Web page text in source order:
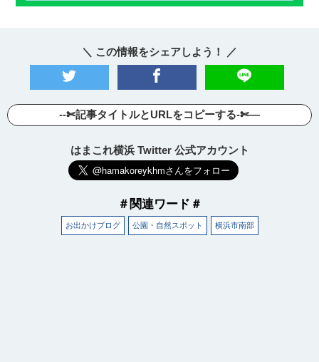
＼ この情報をシェアしよう！ ／
--✄記事タイトルとURLをコピーする-✄—
はまこれ横浜 Twitter 公式アカウント
＃関連ワード＃
お出かけブログ 公園・自然スポット 横浜市南部